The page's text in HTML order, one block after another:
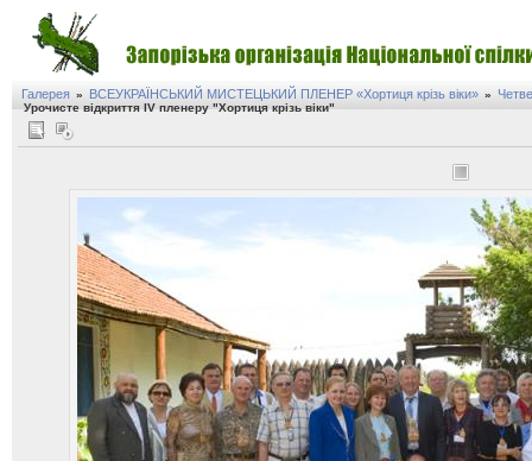
Галерея » ВСЕУКРАЇНСЬКИЙ МИСТЕЦЬКИЙ ПЛЕНЕР «Хортиця крізь віки» »
Урочисте відкриття IV пленеру "Хортиця крізь віки"